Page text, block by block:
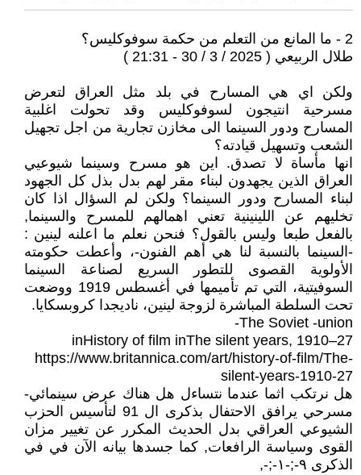
2 - ما المانع من التعلم من حكمة سوفوكليس؟
طلال الربيعي ( 2025 / 3 / 30 - 21:31 )
ولكن اي هي المسارح في بلد مثل العراق لتعرض
مسرحية انتيجون لسوفوكليس وقد تحولت اغلبية
المسارح ودور السينما الى مخازن تجارية من اجل تجهيل
الشعب وتسهيل قيادته؟
انها مأساة لا تصدق. اين هو مسرح وسينما شيوعيي
العراق الذين يجهدون لبناء مقر لهم بدل بذل كل الجهود
لبناء المسارح ودور السينما؟ ولكن لم السؤال اذا كان
تخليهم عن اللينينية تعني اهمالهم للمسرح والسينما,
بالفعل طبعا وليس بالقول؟ فنحن نعلم ما اعلنه لينين :
-السينما بالنسبة لنا هي أهم الفنون-، وأعطت حكومته
الأولوية القصوى للتطور السريع لصناعة السينما
السوفيتية، التي تم تأميمها في أغسطس 1919 ووضعت
تحت السلطة المباشرة لزوجة لينين، ناديجدا كروبسكايا.
The Soviet -union-
inHistory of film inThe silent years, 1910–27
https://www.britannica.com/art/history-of-film/The-
silent-years-1910-27
هل نرتكب اثما عندما نتساءل هل هناك عرض سينمائي-
مسرحي يرافق الاحتفال بذكرى ال 91 لتأسيس الحزب
الشيوعي العراقي بدل الحديث المكرر عن تغيير مزان
القوى وسياسة الرافعات, كما جسدها بيانه الآن في في
الذكرى ٩-;-١-;-,